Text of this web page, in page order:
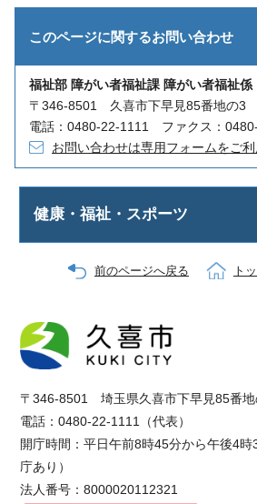
このページに関するお問い合わせ
福祉部 障がい者福祉課 障がい者福祉係
〒346-8501 久喜市下早見85番地の3
電話：0480-22-1111 ファクス：
お問い合わせは専用フォームをご利
健康・福祉・スポーツ
前のページへ戻る ト
〒346-8501 埼玉県久喜市下早見85番地
電話：0480-22-1111（代表）
開庁時間：平日午前8時45分から午後4
庁あり）
法人番号：8000020112321